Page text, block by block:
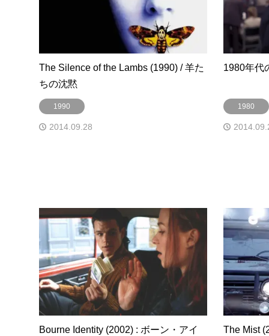
The Silence of the Lambs (1990) / 羊た
ちの沈黙
1990
2014.09.28
1980年代
1980
Bourne Identity (2002) : ボーン・アイ
The Mist